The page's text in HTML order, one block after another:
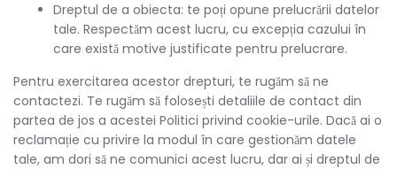
Dreptul de a obiecta: te poți opune prelucrării datelor
tale. Respectăm acest lucru, cu excepția cazului în
care există motive justificate pentru prelucrare.
Pentru exercitarea acestor drepturi, te rugăm să ne
contactezi. Te rugăm să folosești detaliile de contact din
partea de jos a acestei Politici privind cookie-urile. Dacă ai o
reclamație cu privire la modul în care gestionăm datele
tale, am dori să ne comunici acest lucru, dar ai și dreptul de